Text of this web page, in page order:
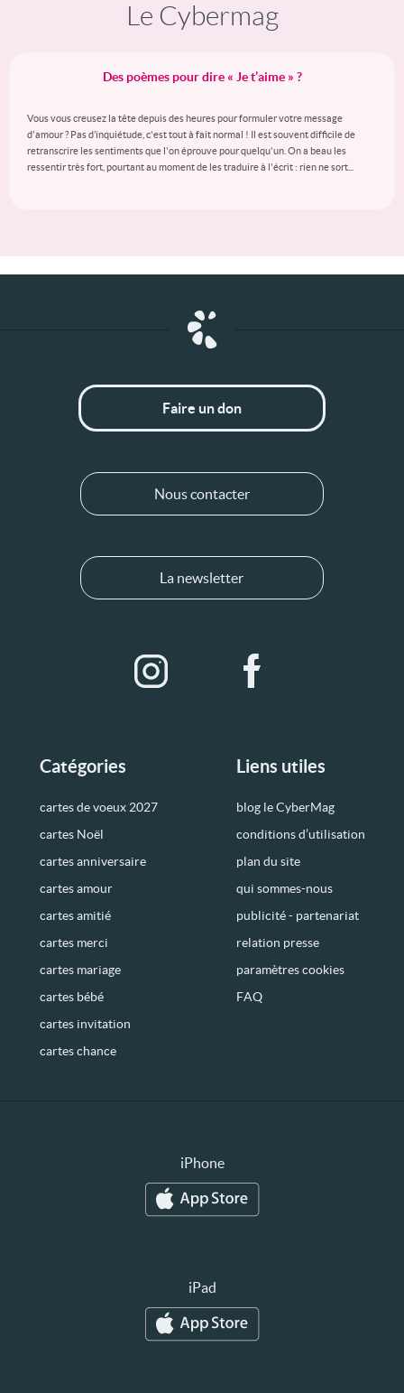
Le Cybermag
Des poèmes pour dire « Je t’aime » ?
Vous vous creusez la tête depuis des heures pour formuler votre message
d'amour ? Pas d’inquiétude, c'est tout à fait normal ! Il est souvent difficile de
retranscrire les sentiments que l'on éprouve pour quelqu'un. On a beau les
ressentir très fort, pourtant au moment de les traduire à l'écrit : rien ne sort...
Catégories
cartes de voeux 2027
cartes Noël
cartes anniversaire
cartes amour
cartes amitié
cartes merci
cartes mariage
cartes bébé
cartes invitation
cartes chance
Liens utiles
blog le CyberMag
conditions d’utilisation
plan du site
qui sommes-nous
publicité - partenariat
relation presse
paramètres cookies
FAQ
Faire un don
Nous contacter
La newsletter
iPhone
iPad